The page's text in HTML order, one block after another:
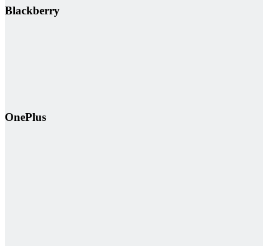
Blackberry
OnePlus